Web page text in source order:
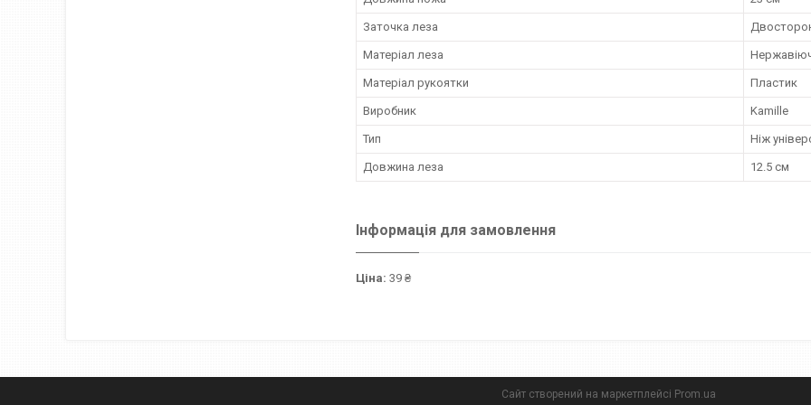
Заточка леза
Матеріал леза
Матеріал рукоятки Пластик
Виробник Kamille
Тип Ніж
Довжина леза 12.5 см
Інформація для замовлення
Ціна: 39 ₴
Сайт створений на маркетплейсі Prom.ua